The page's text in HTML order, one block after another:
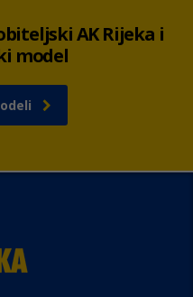
AK Rijeka i
model